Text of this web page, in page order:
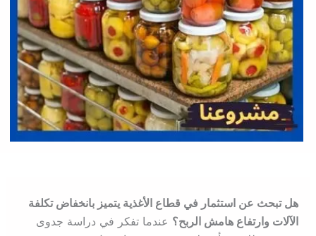
هل تبحث عن استثمار في قطاع الأغذية يتميز بانخفاض تكلفة
الآلات وارتفاع هامش الربح؟عندما تفكر في دراسة جدوى